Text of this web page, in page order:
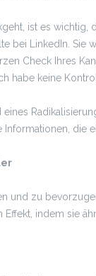
ist es
bei LinkedIn.
Check Ihres
habe keine
und zu
indem sie